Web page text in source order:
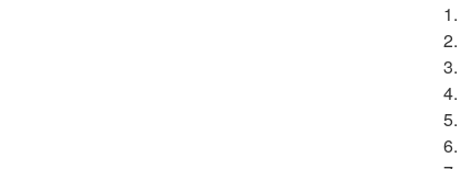
1.
2.
3.
4.
5.
6.